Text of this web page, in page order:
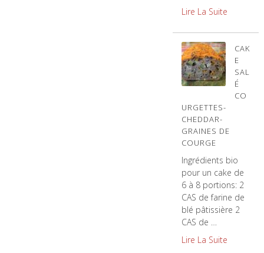
Lire La Suite
CAK
E
SAL
É
CO
URGETTES-
CHEDDAR-
GRAINES DE
COURGE
Ingrédients bio
pour un cake de
6 à 8 portions: 2
CAS de farine de
blé pâtissière 2
CAS de …
Lire La Suite